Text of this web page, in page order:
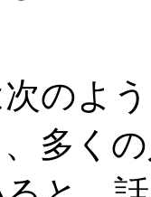
のよ
多く